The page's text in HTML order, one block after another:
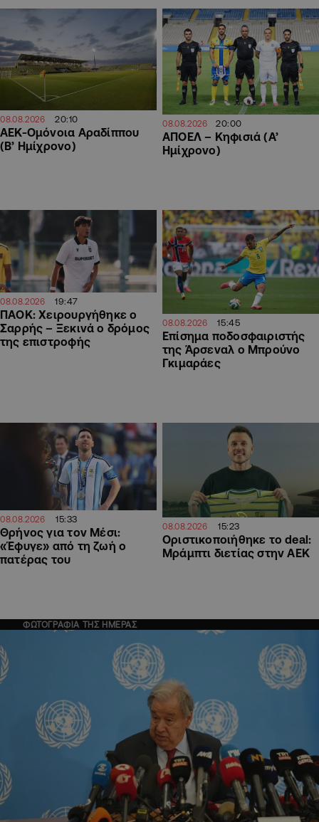
08.08.2026 20:10
ΑΕΚ-Ομόνοια Αραδίππου
(Β’ Ημίχρονο)
08.08.2026 20:00
ΑΠΟΕΛ – Κηφισιά (Α’
Ημίχρονο)
08.08.2026 19:47
ΠΑΟΚ: Χειρουργήθηκε ο
Σαρρής – Ξεκινά ο δρόμος
της επιστροφής
08.08.2026 15:45
Επίσημα ποδοσφαιριστής
της Άρσεναλ ο Μπρούνο
Γκιμαράες
08.08.2026 15:33
Θρήνος για τον Μέσι:
«Έφυγε» από τη ζωή ο
πατέρας του
08.08.2026 15:23
Οριστικοποιήθηκε το deal:
Μράμπτι διετίας στην ΑΕΚ
ΦΩΤΟΓΡΑΦΙΑ ΤΗΣ ΗΜΕΡΑΣ